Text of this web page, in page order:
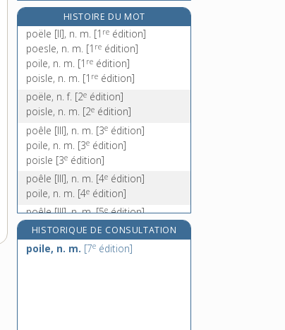
poêlonnée, n. f.[7eédition]
poème, n. m.
poésie, n. f.
poète, n. m.
poétereau, n. m. [8eédition]
HISTOIRE DU MOT
poële [II], n. m. [1 re édition]
poesle, n. m. [1 re édition]
poile, n. m. [1 re édition]
poisle, n. m. [1 re édition]
poële, n. f. [2e édition]
poisle, n. m. [2e édition]
poêle [III], n. m. [3e édition]
poile, n. m. [3e édition]
poisle [3e édition]
poêle [III], n. m. [4e édition]
poile, n. m. [4e édition]
poêle [III], n. m.[5eédition]
poile, n. m.[5 édition]
poêle [III], n. m.[6eédition]
HISTORIQUE DE CONSULTATION
poile, n. m. [7e édition]